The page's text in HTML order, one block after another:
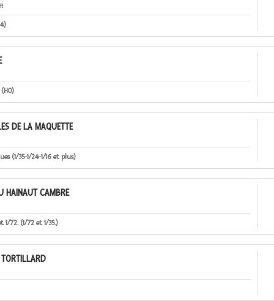
DE LA MAQUETTE
(1/35-1/24-1/16 et plus)
HAINAUT CAMBRE
1/72. (1/72 et 1/35.)